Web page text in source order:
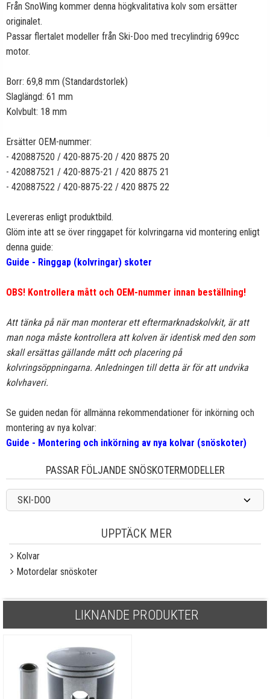
Från SnoWing kommer denna högkvalitativa kolv som ersätter
originalet.
Passar flertalet modeller från Ski-Doo med trecylindrig 699cc
motor.
Borr: 69,8 mm (Standardstorlek)
Slaglängd: 61 mm
Kolvbult: 18 mm
Ersätter OEM-nummer:
- 420887520 / 420-8875-20 / 420 8875 20
- 420887521 / 420-8875-21 / 420 8875 21
- 420887522 / 420-8875-22 / 420 8875 22
Levereras enligt produktbild.
Glöm inte att se över ringgapet för kolvringarna vid montering enligt
denna guide:
Guide - Ringgap (kolvringar) skoter
OBS! Kontrollera mått och OEM-nummer innan beställning!
Att tänka på när man monterar ett eftermarknadskolvkit, är att
man noga måste kontrollera att kolven är identisk med den som
skall ersättas gällande mått och placering på
kolvringsöppningarna. Anledningen till detta är för att undvika
kolvhaveri.
Se guiden nedan för allmänna rekommendationer för inkörning och
montering av nya kolvar:
Guide - Montering och inkörning av nya kolvar (snöskoter)
PASSAR FÖLJANDE SNÖSKOTERMODELLER
SKI-DOO
UPPTÄCK MER
Kolvar
Motordelar snöskoter
LIKNANDE PRODUKTER